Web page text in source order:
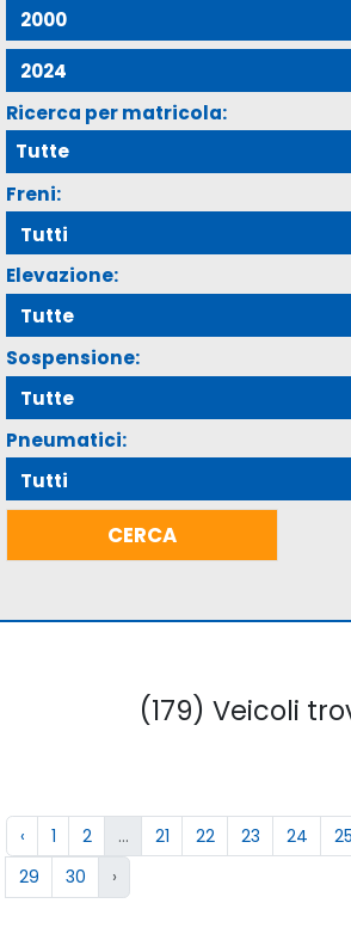
Ricerca per matricola:
Freni:
Elevazione:
Sospensione:
Pneumatici:
(179) Veicoli
‹ 1 2 ... 21 22 23 24 25
29
30 ›